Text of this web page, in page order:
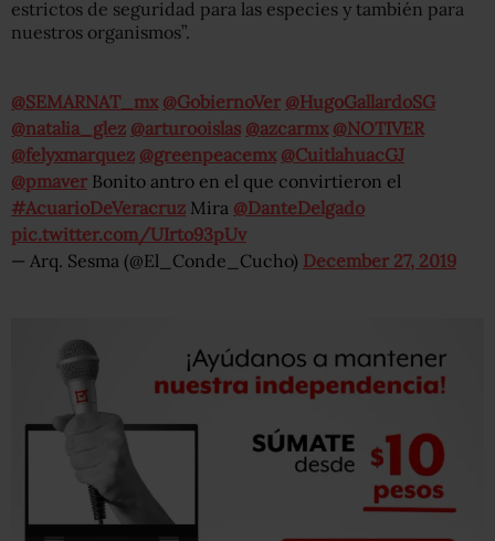
estrictos de seguridad para las especies y también para
nuestros organismos”.
@SEMARNAT_mx @GobiernoVer @HugoGallardoSG
@natalia_glez @arturooislas @azcarmx @NOTIVER
@felyxmarquez @greenpeacemx @CuitlahuacGJ
@pmaver Bonito antro en el que convirtieron el
#AcuarioDeVeracruz Mira @DanteDelgado
pic.twitter.com/UIrto93pUv
— Arq. Sesma (@El_Conde_Cucho) December 27, 2019